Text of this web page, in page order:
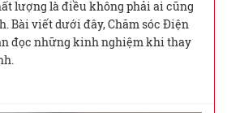
lượng là điều không phải ai cũng
Bài viết dưới đây, Chăm sóc Điện
đọc những kinh nghiệm khi thay